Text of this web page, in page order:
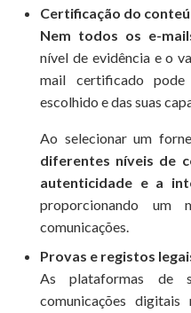
Certificação do
Nem todos os e-
nível de evidência e o
mail certificado
escolhido e das suas
Ao selecionar um
diferentes níveis de
autenticidade e a
proporcionando um
comunicações.
Provas e registos
As plataformas de
comunicações